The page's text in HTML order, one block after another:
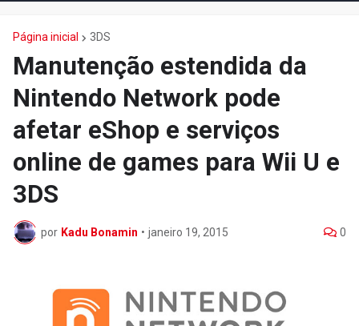
Página inicial 3DS
Manutenção estendida da
Nintendo Network pode
afetar eShop e serviços
online de games para Wii U e
3DS
por Kadu Bonamin • janeiro 19, 2015 0